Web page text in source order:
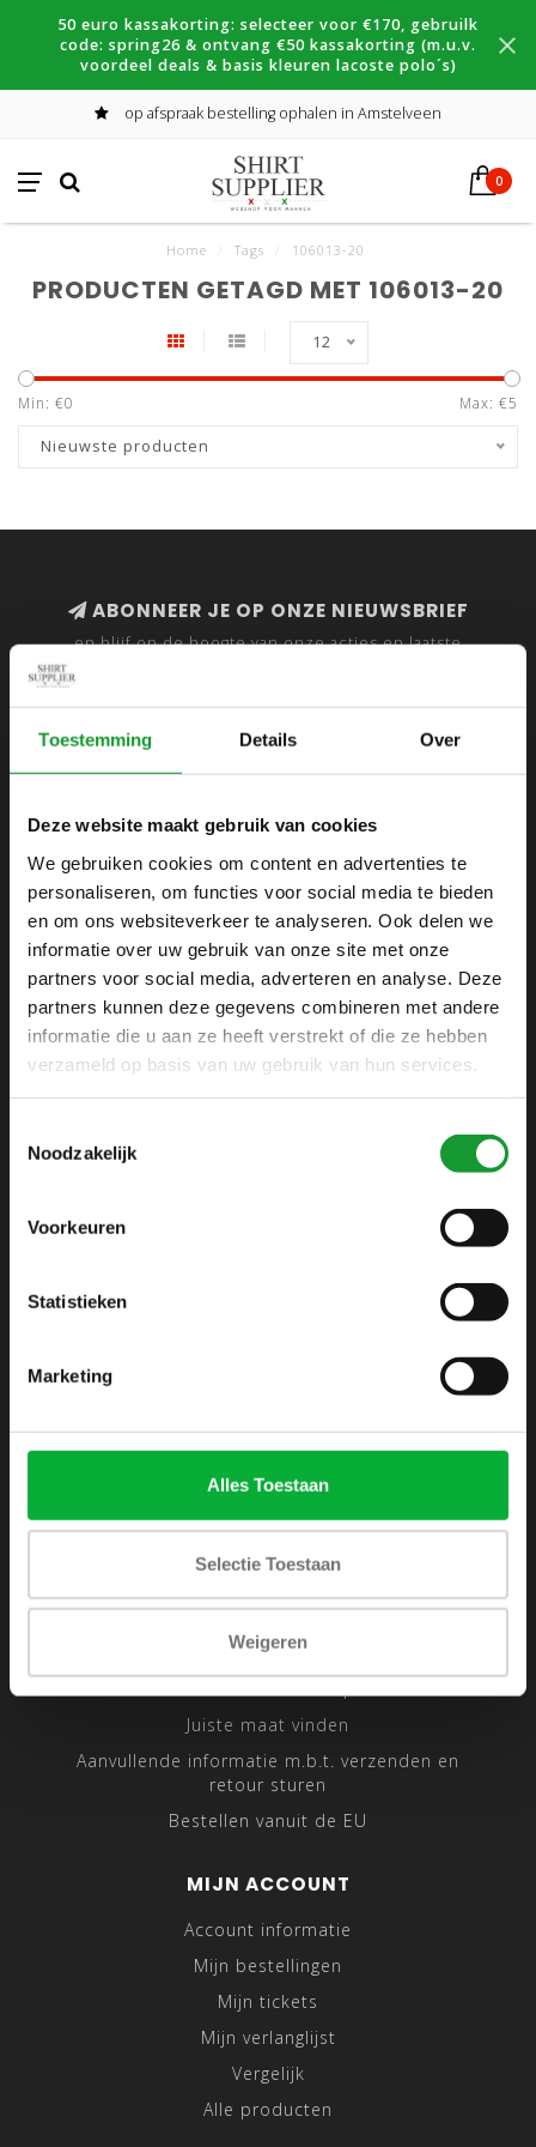
Toestemming Details Over
Deze website maakt gebruik van cookies
We gebruiken cookies om content en advertenties te
personaliseren, om functies voor social media te bieden
en om ons websiteverkeer te analyseren. Ook delen we
informatie over uw gebruik van onze site met onze
partners voor social media, adverteren en analyse. Deze
partners kunnen deze gegevens combineren met andere
informatie die u aan ze heeft verstrekt of die ze hebben
verzameld op basis van uw gebruik van hun services.
Noodzakelijk
Voorkeuren
Statistieken
Marketing
Alles Toestaan
Selectie Toestaan
Weigeren
50 euro kassakorting: selecteer voor €170, gebruilk
code: spring26 & ontvang €50 kassakorting (m.u.v.
voordeel deals & basis kleuren lacoste polo´s)
op afspraak bestelling ophalen in Amstelveen
0
Home Tags 106013-20
PRODUCTEN GETAGD MET 106013-20
12
Min: €0 Max: €5
Nieuwste producten
ABONNEER JE OP ONZE NIEUWSBRIEF
en blijf op de hoogte van onze acties en laatste
SHIRTSUPPLIER.NL
Webshop voor mannen
Zijlijnstraat 24
1433 DC
+31 6 42 52 32 80
+31 6 42 52 32 80
Disclaimer
Privacy Policy
Sitemap
Traveling Tailor
Juiste maat vinden
Aanvullende informatie m.b.t. verzenden en
retour sturen
Bestellen vanuit de EU
MIJN ACCOUNT
Account informatie
Mijn bestellingen
Mijn tickets
Mijn verlanglijst
Vergelijk
Alle producten